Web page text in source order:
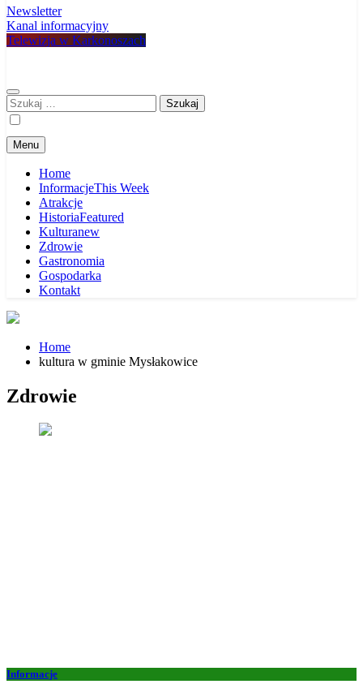
Newsletter
Kanal informacyjny
Telewizja w Karkonoszach
Szukaj:
Menu
Home
InformacjeThis Week
Atrakcje
HistoriaFeatured
Kulturanew
Zdrowie
Gastronomia
Gospodarka
Kontakt
Home
kultura w gminie Mysłakowice
Zdrowie
Informacje